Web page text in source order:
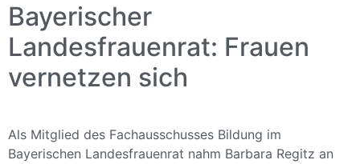
Bayerischer
Landesfrauenrat: Frauen
vernetzen sich
Als Mitglied des Fachausschusses Bildung im
Bayerischen Landesfrauenrat nahm Barbara Regitz an